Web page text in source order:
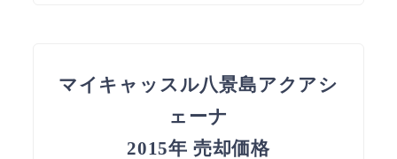
マイキャッスル八景島アクアシ
ェーナ
2015年 売却価格